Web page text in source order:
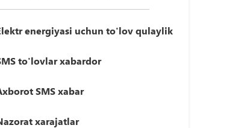
energiyasi uchun to'lov qulaylik
to'lovlar xabardor
SMS xabar
xarajatlar